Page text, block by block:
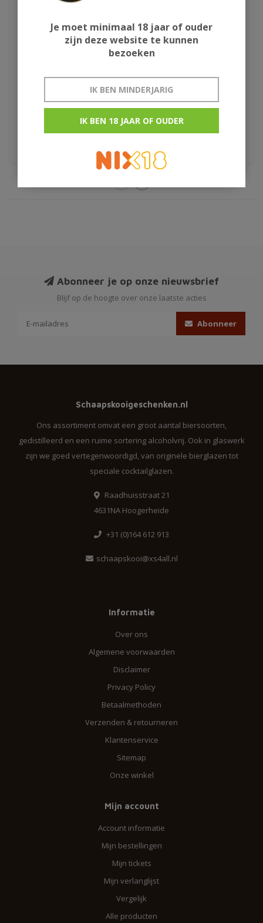
Nederlandse wodka
€17,50
Abonneer je op onze nieuwsbrief
Blijf op de hoogte over onze laatste acties
Abonneer
Schaapskooigeschenken.nl
Ons assortiment omvat een groot aantal biersoorten,
gedistilleerd en een ruime sortering alcoholvrij. Ook in glaswerk
zijn we goed vertegenwoordigd, van originele bierglazen tot
speciale cocktailglazen.
Raadhuisstraat 21
4631NA Hoogerheide
+31 (0)164 612 913
schaapskooi@xs4all.nl
Informatie
Over ons
Algemene voorwaarden
Disclaimer
Privacy Policy
Betaalmethoden
Verzenden & retourneren
Klantenservice
Sitemap
Onze winkel
Mijn account
Account informatie
Mijn bestellingen
Mijn tickets
Mijn verlanglijst
Vergelijk
Alle producten
Je moet minimaal 18 jaar of ouder
zijn deze website te kunnen
bezoeken
IK BEN MINDERJARIG
IK BEN 18 JAAR OF OUDER